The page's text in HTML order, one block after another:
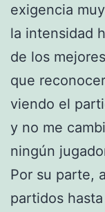
exigencia
la intensidad
de los
que
viendo el
y no me
ningún
Por su parte,
partidos